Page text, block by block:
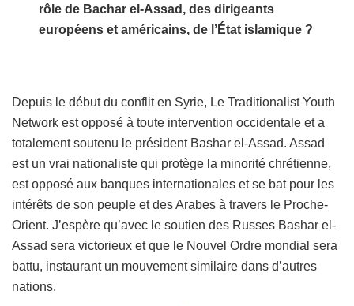
rôle de Bachar el-Assad, des dirigeants
européens et américains, de l’État islamique ?
Depuis le début du conflit en Syrie, Le Traditionalist Youth
Network est opposé à toute intervention occidentale et a
totalement soutenu le président Bashar el-Assad. Assad
est un vrai nationaliste qui protège la minorité chrétienne,
est opposé aux banques internationales et se bat pour les
intérêts de son peuple et des Arabes à travers le Proche-
Orient. J’espère qu’avec le soutien des Russes Bashar el-
Assad sera victorieux et que le Nouvel Ordre mondial sera
battu, instaurant un mouvement similaire dans d’autres
nations.